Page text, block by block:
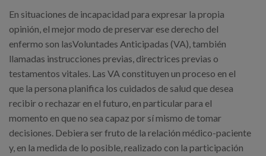
En situaciones de incapacidad para expresar la propia
opinión, el mejor modo de preservar ese derecho del
enfermo son lasVoluntades Anticipadas (VA), también
llamadas instrucciones previas, directrices previas o
testamentos vitales. Las VA constituyen un proceso en el
que la persona planifica los cuidados de salud que desea
recibir o rechazar en el futuro, en particular para el
momento en que no sea capaz por sí mismo de tomar
decisiones. Debiera ser fruto de la relación médico-paciente
y, en la medida de lo posible, realizado con la participación